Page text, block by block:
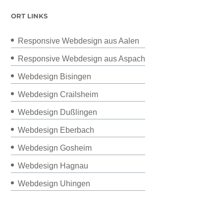
ORT LINKS
Responsive Webdesign aus Aalen
Responsive Webdesign aus Aspach
Webdesign Bisingen
Webdesign Crailsheim
Webdesign Dußlingen
Webdesign Eberbach
Webdesign Gosheim
Webdesign Hagnau
Webdesign Uhingen